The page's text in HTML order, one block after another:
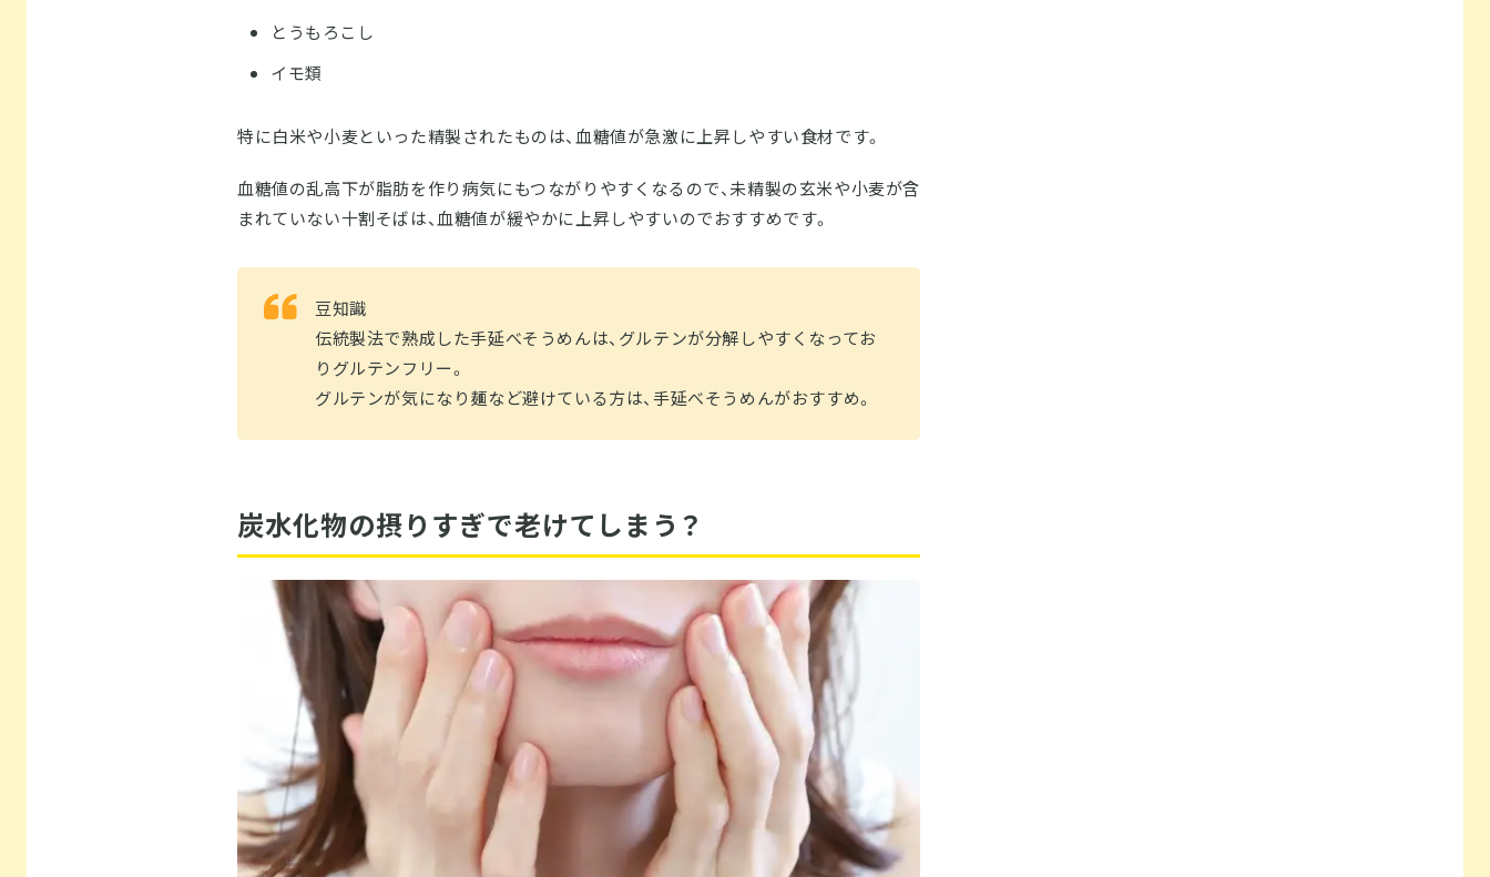
とうもろこし
イモ類
特に白米や小麦といった精製されたものは、血糖値が急激に上昇しやすい食材です。
血糖値の乱高下が脂肪を作り病気にもつながりやすくなるので、未精製の玄米や小麦が含
まれていない十割そばは、血糖値が緩やかに上昇しやすいのでおすすめです。
豆知識
伝統製法で熟成した手延べそうめんは、グルテンが分解しやすくなってお
りグルテンフリー。
グルテンが気になり麺など避けている方は、手延べそうめんがおすすめ。
炭水化物の摂りすぎで老けてしまう？